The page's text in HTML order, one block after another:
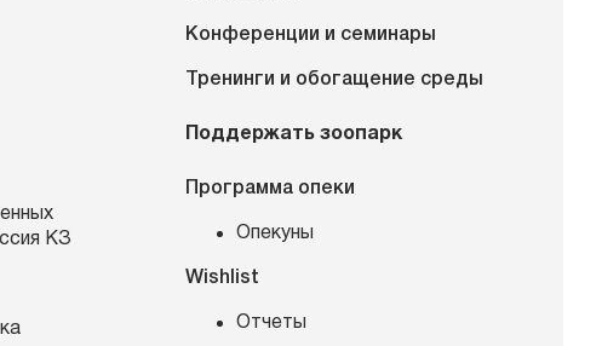
КЗ
Конференции и семинары
Тренинги и обогащение среды
Поддержать зоопарк
Программа опеки
Опекуны
Wishlist
Отчеты